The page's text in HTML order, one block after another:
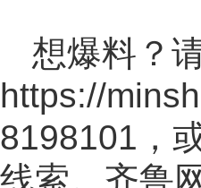
想爆料？
https://
8198101，
线索。齐鲁